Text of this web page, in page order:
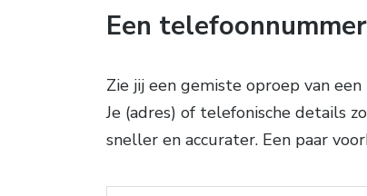
Een
Zie jij een gemiste oproep van
Je (adres) of telefonische details
sneller en accurater. Een paar